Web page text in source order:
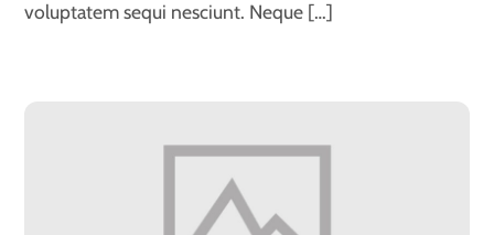
voluptatem sequi nesciunt. Neque […]